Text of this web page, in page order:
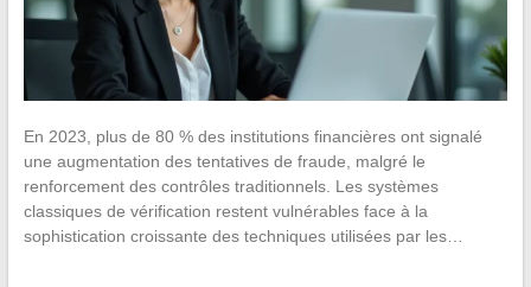
En 2023, plus de 80 % des institutions financières ont signalé
une augmentation des tentatives de fraude, malgré le
renforcement des contrôles traditionnels. Les systèmes
classiques de vérification restent vulnérables face à la
sophistication croissante des techniques utilisées par les…